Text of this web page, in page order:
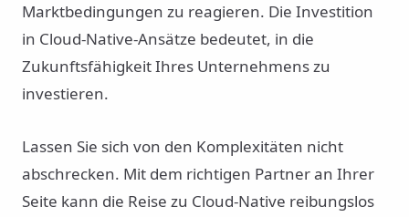
Marktbedingungen zu reagieren. Die Investition
in Cloud-Native-Ansätze bedeutet, in die
Zukunftsfähigkeit Ihres Unternehmens zu
investieren.
Lassen Sie sich von den Komplexitäten nicht
abschrecken. Mit dem richtigen Partner an Ihrer
Seite kann die Reise zu Cloud-Native reibungslos